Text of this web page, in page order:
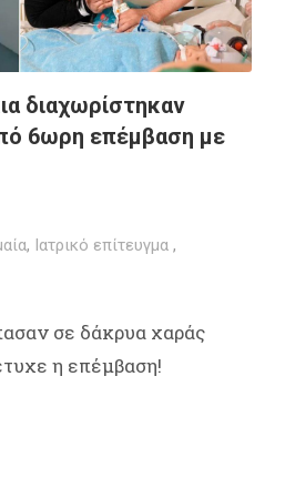
διαχωρίστηκαν
6ωρη επέμβαση με
, Ιατρικό επίτευγμα ,
σε δάκρυα χαράς
η επέμβαση!